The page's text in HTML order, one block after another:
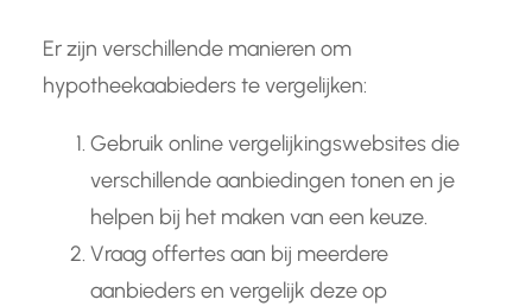
Er zijn verschillende manieren om
hypotheekaabieders te vergelijken:
Gebruik online vergelijkingswebsites die
verschillende aanbiedingen tonen en je
helpen bij het maken van een keuze.
Vraag offertes aan bij meerdere
aanbieders en vergelijk deze op